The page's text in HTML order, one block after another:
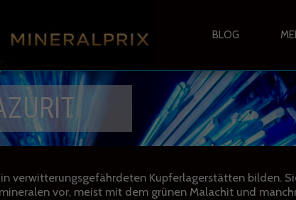
BLOG
verwitterungsgefährdeten Kupferlagerstätten bilden.
vor, meist mit dem grünen Malachit und